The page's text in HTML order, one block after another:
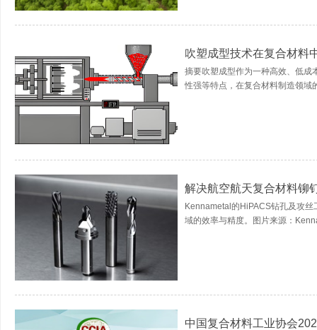
吹塑成型技术在复合材料
摘要吹塑成型作为一种高效、低成
性强等特点，在复合材料制造领域
解决航空航天复合材料铆
Kennametal的HiPACS钻孔及攻
域的效率与精度。图片来源：
中国复合材料工业协会